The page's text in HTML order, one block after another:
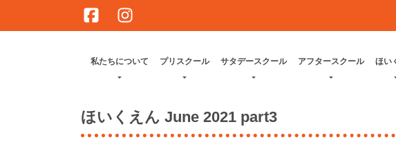
私たちについて プリスクール サタデースクール アフタースクール ほい
ほいくえん June 2021 part3